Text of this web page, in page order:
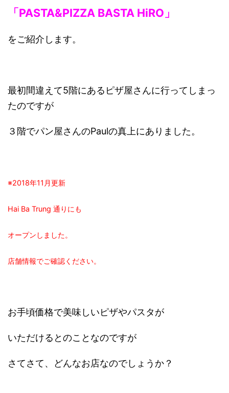
「PASTA&PIZZA BASTA HiRO」
をご紹介します。
最初間違えて5階にあるピザ屋さんに行ってしまっ
たのですが
３階でパン屋さんのPaulの真上にありました。
※2018年11月更新
Hai Ba Trung 通りにも
オープンしました。
店舗情報でご確認ください。
お手頃価格で美味しいピザやパスタが
いただけるとのことなのですが
さてさて、どんなお店なのでしょうか？